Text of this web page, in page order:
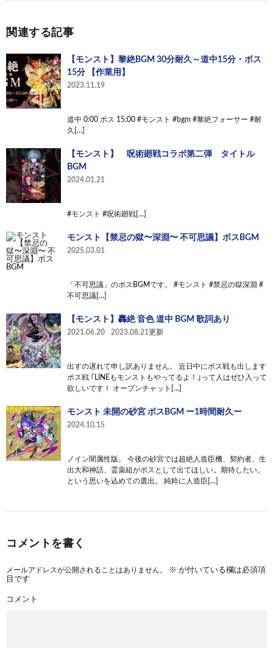
関連する記事
【モンスト】黎絶BGM 30分耐久～道中15分・ボス
15分 【作業用】
2023.11.19
道中 0:00 ボス 15:00 #モンスト #bgm #黎絶フォーサー #耐
久[…]
【モンスト】 呪術廻戦コラボ第二弾 タイトル
BGM
2024.01.21
#モンスト #呪術廻戦[…]
モンスト【禁忌の獄〜深淵〜 不可思議】ボスBGM
2025.03.01
「不可思議」のボスBGMです。 #モンスト #禁忌の獄深淵 #
不可思議[…]
【モンスト】轟絶 音色 道中 BGM 歌詞あり
2021.06.20 2023.08.21更新
出すの遅れて申し訳ありません。 近日中にボス戦も出します
ボス戦 ｢LINEもモンストもやってるよ！｣って人はぜひ入って
欲しいです！ オープンチャット[…]
モンスト 未開の砂宮 ボスBGM ー1時間耐久ー
2024.10.15
ノイン闇属性版。 今後の砂宮では超絶人造臣機、契約者、生
出大和神話、霊薬組がボスとして出てほしい。期待したい。
という思いを込めての選出。 純粋に人造臣[…]
コメントを書く
メールアドレスが公開されることはありません。 ※ が付いている欄は必須項
目です
コメント